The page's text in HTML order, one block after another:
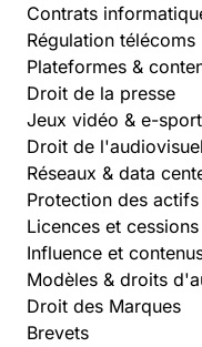
Contrats
Régulation télécoms
Plateformes &
Droit de la presse
Jeux vidéo & e-sport
Droit de l'audiovisuel
Réseaux & data
Protection des
Licences et cessions
Influence et
Modèles & droits
Droit des Marques
Brevets